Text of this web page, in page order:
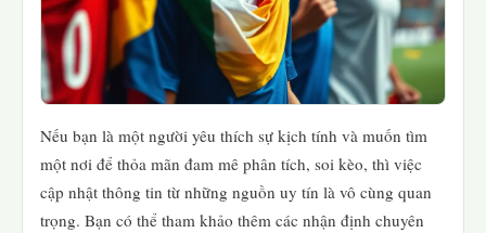
Nếu bạn là một người yêu thích sự kịch tính và muốn tìm
một nơi để thỏa mãn đam mê phân tích, soi kèo, thì việc
cập nhật thông tin từ những nguồn uy tín là vô cùng quan
trọng. Bạn có thể tham khảo thêm các nhận định chuyên